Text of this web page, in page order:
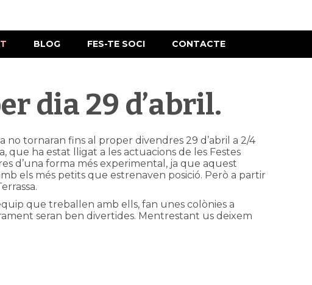
BLOG FES-TE SOCI CONTACTE
dia 29 d’abril.
no tornaran fins al proper divendres 29 d’abril a 2/4
que ha estat lligat a les actuacions de les Festes
d’una forma més experimental, ja que aquest
els més petits que estrenaven posició. Però a partir
que treballen amb ells, fan unes colònies a
seran ben divertides. Mentrestant us deixem